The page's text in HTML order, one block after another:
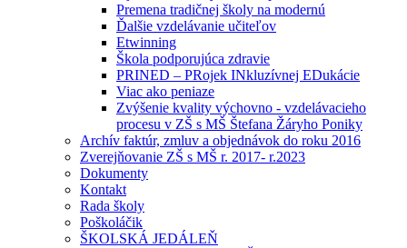
Premena tradičnej školy na modernú
Ďalšie vzdelávanie učiteľov
Etwinning
Škola podporujúca zdravie
PRINED – PRojek INkluzívnej EDukácie
Viac ako peniaze
Zvýšenie kvality výchovno - vzdelávacieho
procesu v ZŠ s MŠ Štefana Žáryho Poniky
Archív faktúr, zmluv a objednávok do roku 2016
Zverejňovanie ZŠ s MŠ r. 2017- r.2023
Dokumenty
Kontakt
Rada školy
Poškoláčik
ŠKOLSKÁ JEDÁLEŇ